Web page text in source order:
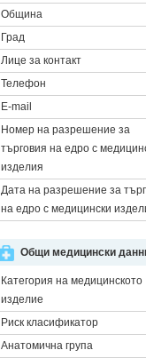
Община
Град
Лице за контакт
Телефон
E-mail
Номер на разрешение за
търговия на едро с
изделия
Дата на разрешение за
на едро с медицински
Общи медицински
Категория на медицинското
изделие
Риск класификатор
Анатомична група